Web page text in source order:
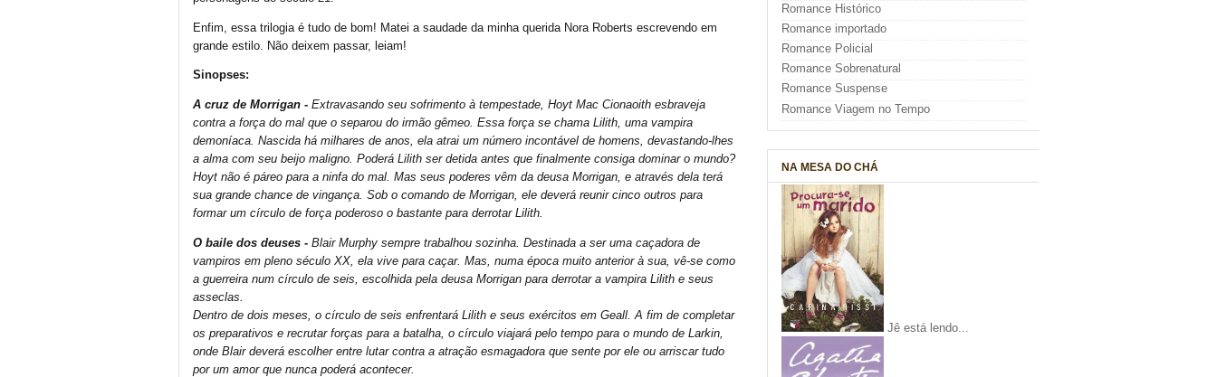
Enfim, essa trilogia é tudo de bom! Matei a saudade da minha querida Nora Roberts escrevendo em
grande estilo. Não deixem passar, leiam!
Sinopses:
A cruz de Morrigan - Extravasando seu sofrimento à tempestade, Hoyt Mac Cionaoith esbraveja
contra a força do mal que o separou do irmão gêmeo. Essa força se chama Lilith, uma vampira
demoníaca. Nascida há milhares de anos, ela atrai um número incontável de homens, devastando-lhes
a alma com seu beijo maligno. Poderá Lilith ser detida antes que finalmente consiga dominar o mundo?
Hoyt não é páreo para a ninfa do mal. Mas seus poderes vêm da deusa Morrigan, e através dela terá
sua grande chance de vingança. Sob o comando de Morrigan, ele deverá reunir cinco outros para
formar um círculo de força poderoso o bastante para derrotar Lilith.
O baile dos deuses - Blair Murphy sempre trabalhou sozinha. Destinada a ser uma caçadora de
vampiros em pleno século XX, ela vive para caçar. Mas, numa época muito anterior à sua, vê-se como
a guerreira num círculo de seis, escolhida pela deusa Morrigan para derrotar a vampira Lilith e seus
asseclas.
Dentro de dois meses, o círculo de seis enfrentará Lilith e seus exércitos em Geall. A fim de completar
os preparativos e recrutar forças para a batalha, o círculo viajará pelo tempo para o mundo de Larkin,
onde Blair deverá escolher entre lutar contra a atração esmagadora que sente por ele ou arriscar tudo
por um amor que nunca poderá acontecer.
Romance Histórico
Romance importado
Romance Policial
Romance Sobrenatural
Romance Suspense
Romance Viagem no Tempo
NA MESA DO CHÁ
Jê está lendo...